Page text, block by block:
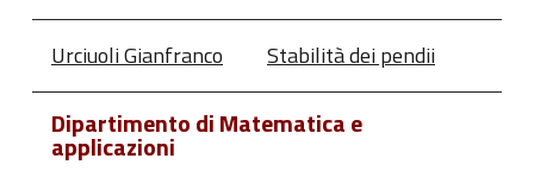
Urciuoli Gianfranco Stabilità dei pendii
Dipartimento di Matematica e
applicazioni